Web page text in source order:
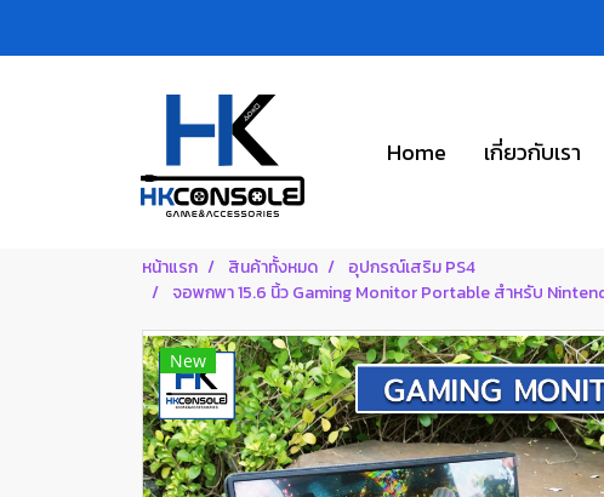
Home เกี่ยวกับเรา
หน้าแรก สินค้าทั้งหมด
อุปกรณ์เสริม PS4
จอพกพา 15.6 นิ้ว Gaming Monitor Portable สำหรับ
New